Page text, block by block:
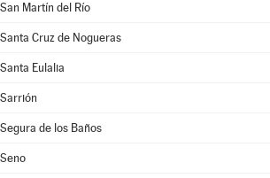
San Martín del Río
Santa Cruz de Nogueras
Santa Eulalia
Sarrión
Segura de los Baños
Seno